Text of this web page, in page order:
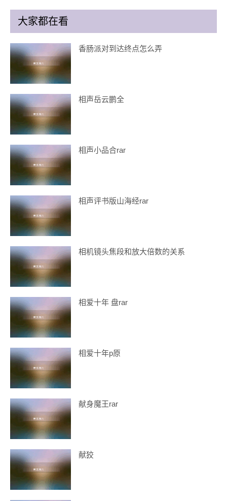
大家都在看
香肠派对到达终点怎么弄
相声岳云鹏全
相声小品合rar
相声评书版山海经rar
相机镜头焦段和放大倍数的关系
相爱十年 盘rar
相爱十年p原
献身魔王rar
献狡